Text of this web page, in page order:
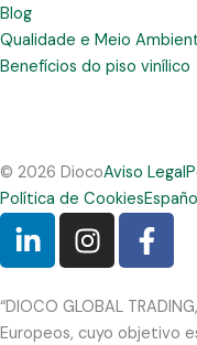
Blog
Qualidade e Meio
Benefícios do piso vinílico
© 2026 DiocoAviso Legal
Política de Cookies
L
i
k
e
I
n
t
a
F
a
e
b
“DIOCO GLOBAL
Europeos, cuyo objetivo